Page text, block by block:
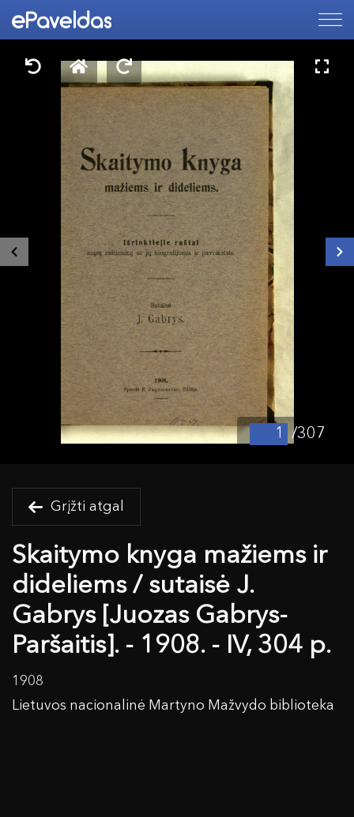
/307
Grįžti atgal
Skaitymo knyga mažiems ir
dideliems / sutaisė J.
Gabrys [Juozas Gabrys-
Paršaitis]. - 1908. - IV, 304 p.
1908
Lietuvos nacionalinė Martyno Mažvydo biblioteka